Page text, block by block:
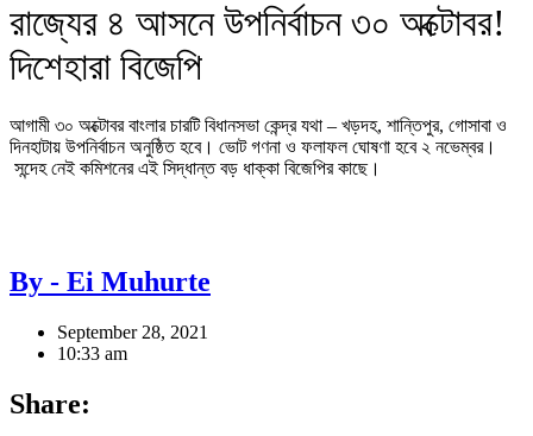
রাজ্যের ৪ আসনে উপনির্বাচন ৩০ অক্টোবর!
দিশেহারা বিজেপি
আগামী ৩০ অক্টোবর বাংলার চারটি বিধানসভা কেন্দ্র যথা – খড়দহ, শান্তিপুর, গোসাবা ও
দিনহাটায় উপনির্বাচন অনুষ্ঠিত হবে। ভোট গণনা ও ফলাফল ঘোষণা হবে ২ নভেম্বর।
সন্দেহ নেই কমিশনের এই সিদ্ধান্ত বড় ধাক্কা বিজেপির কাছে।
By - Ei Muhurte
September 28, 2021
10:33 am
Share: